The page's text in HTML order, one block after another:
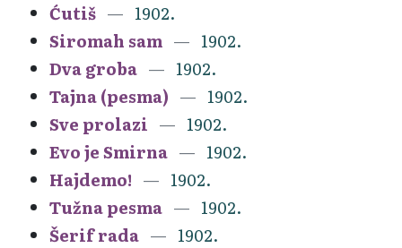
Ćutiš
1902.
Siromah sam
1902.
Dva groba
1902.
Tajna (pesma)
1902.
Sve prolazi
1902.
Evo je Smirna
1902.
Hajdemo!
1902.
Tužna pesma
1902.
Šerif rada
1902.